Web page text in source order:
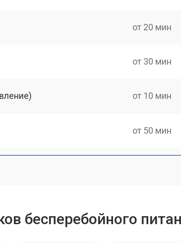
от 20 мин
от 30 мин
от 10 мин
от 50 мин
бесперебойного